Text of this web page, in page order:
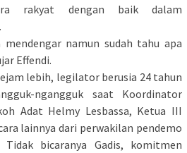
rakyat dengan baik dalam
namun sudah tahu apa
Effendi.
lebih, legilator berusia 24 tahun
ngangguk saat Koordinator
Adat Helmy Lesbassa, Ketua III
lainnya dari perwakilan pendemo
Tidak bicaranya Gadis, komitmen